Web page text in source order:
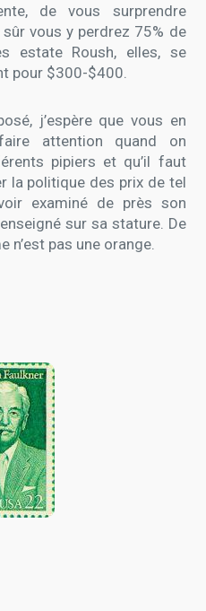
de vous surprendre
vous y perdrez 75% de
estate Roush, elles, se
pour $300-$400.
j’espère que vous en
attention quand on
pipiers et qu’il faut
la politique des prix de tel
examiné de près son
sur sa stature. De
n’est pas une orange.